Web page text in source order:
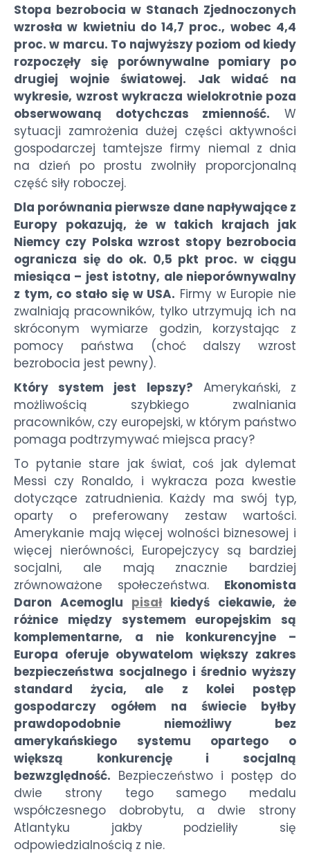
Stopa bezrobocia w Stanach Zjednoczonych
wzrosła w kwietniu do 14,7 proc., wobec 4,4
proc. w marcu. To najwyższy poziom od kiedy
rozpoczęły się porównywalne pomiary po
drugiej wojnie światowej. Jak widać na
wykresie, wzrost wykracza wielokrotnie poza
obserwowaną dotychczas zmienność. W
sytuacji zamrożenia dużej części aktywności
gospodarczej tamtejsze firmy niemal z dnia
na dzień po prostu zwolniły proporcjonalną
część siły roboczej.
Dla porównania pierwsze dane napływające z
Europy pokazują, że w takich krajach jak
Niemcy czy Polska wzrost stopy bezrobocia
ogranicza się do ok. 0,5 pkt proc. w ciągu
miesiąca – jest istotny, ale nieporównywalny
z tym, co stało się w USA. Firmy w Europie nie
zwalniają pracowników, tylko utrzymują ich na
skróconym wymiarze godzin, korzystając z
pomocy państwa (choć dalszy wzrost
bezrobocia jest pewny).
Który system jest lepszy? Amerykański, z
możliwością szybkiego zwalniania
pracowników, czy europejski, w którym państwo
pomaga podtrzymywać miejsca pracy?
To pytanie stare jak świat, coś jak dylemat
Messi czy Ronaldo, i wykracza poza kwestie
dotyczące zatrudnienia. Każdy ma swój typ,
oparty o preferowany zestaw wartości.
Amerykanie mają więcej wolności biznesowej i
więcej nierówności, Europejczycy są bardziej
socjalni, ale mają znacznie bardziej
zrównoważone społeczeństwa. Ekonomista
Daron Acemoglu pisałkiedyś ciekawie, że
różnice między systemem europejskim są
komplementarne, a nie konkurencyjne –
Europa oferuje obywatelom większy zakres
bezpieczeństwa socjalnego i średnio wyższy
standard życia, ale z kolei postęp
gospodarczy ogółem na świecie byłby
prawdopodobnie niemożliwy bez
amerykańskiego systemu opartego o
większą konkurencję i socjalną
bezwzględność. Bezpieczeństwo i postęp do
dwie strony tego samego medalu
współczesnego dobrobytu, a dwie strony
Atlantyku jakby podzieliły się
odpowiedzialnością z nie.